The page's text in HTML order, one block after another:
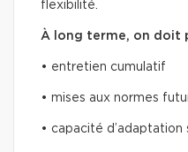
flexibilité.
À long terme, on doit
• entretien cumulatif
• mises aux normes
• capacité d’adaptation